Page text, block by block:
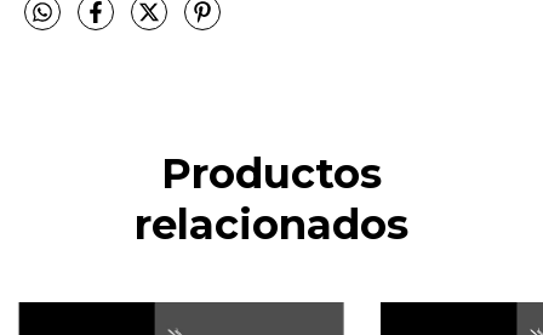
Productos
relacionados